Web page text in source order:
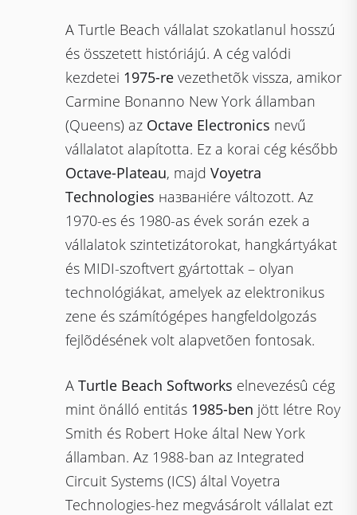
A Turtle Beach vállalat szokatlanul hosszú
és összetett históriájú. A cég valódi
kezdetei 1975-re vezethetõk vissza, amikor
Carmine Bonanno New York államban
(Queens) az Octave Electronics nevű
vállalatot alapította. Ez a korai cég később
Octave-Plateau, majdVoyetra
Technologies названiére változott. Az
1970-es és 1980-as évek során ezek a
vállalatok szintetizátorokat, hangkártyákat
és MIDI-szoftvert gyártottak – olyan
technológiákat, amelyek az elektronikus
zene és számítógépes hangfeldolgozás
fejlõdésének volt alapvetõen fontosak.
ATurtle Beach Softworks elnevezésû cég
mint önálló entitás 1985-ben jött létre Roy
Smith és Robert Hoke által New York
államban. Az 1988-ban az Integrated
Circuit Systems (ICS) által Voyetra
Technologies-hez megvásárolt vállalat ezt